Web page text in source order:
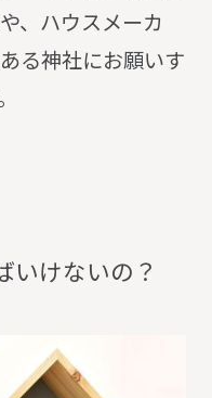
、ハウスメーカ
る神社にお願いす
いけないの ？